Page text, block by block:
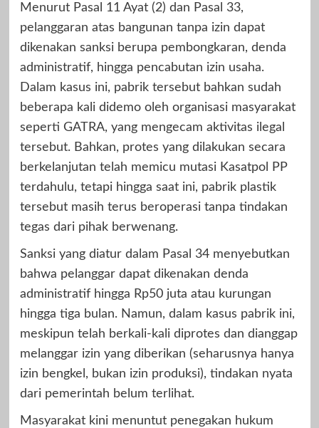
Menurut Pasal 11 Ayat (2) dan Pasal 33,
pelanggaran atas bangunan tanpa izin dapat
dikenakan sanksi berupa pembongkaran, denda
administratif, hingga pencabutan izin usaha.
Dalam kasus ini, pabrik tersebut bahkan sudah
beberapa kali didemo oleh organisasi masyarakat
seperti GATRA, yang mengecam aktivitas ilegal
tersebut. Bahkan, protes yang dilakukan secara
berkelanjutan telah memicu mutasi Kasatpol PP
terdahulu, tetapi hingga saat ini, pabrik plastik
tersebut masih terus beroperasi tanpa tindakan
tegas dari pihak berwenang.
Sanksi yang diatur dalam Pasal 34 menyebutkan
bahwa pelanggar dapat dikenakan denda
administratif hingga Rp50 juta atau kurungan
hingga tiga bulan. Namun, dalam kasus pabrik ini,
meskipun telah berkali-kali diprotes dan dianggap
melanggar izin yang diberikan (seharusnya hanya
izin bengkel, bukan izin produksi), tindakan nyata
dari pemerintah belum terlihat.
Masyarakat kini menuntut penegakan hukum